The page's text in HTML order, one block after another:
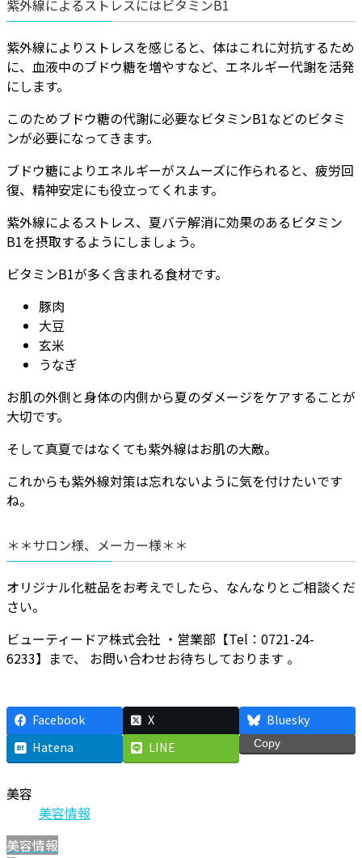
紫外線によるストレスにはビタミンB1
紫外線によりストレスを感じると、体はこれに対抗するため
に、血液中のブドウ糖を増やすなど、エネルギー代謝を活発
にします。
このためブドウ糖の代謝に必要なビタミンB1などのビタミ
ンが必要になってきます。
ブドウ糖によりエネルギーがスムーズに作られると、疲労回
復、精神安定にも役立ってくれます。
紫外線によるストレス、夏バテ解消に効果のあるビタミン
B1を摂取するようにしましょう。
ビタミンB1が多く含まれる食材です。
豚肉
大豆
玄米
うなぎ
お肌の外側と身体の内側から夏のダメージをケアすることが
大切です。
そして真夏ではなくても紫外線はお肌の大敵。
これからも紫外線対策は忘れないように気を付けたいです
ね。
＊＊サロン様、メーカー様＊＊
オリジナル化粧品をお考えでしたら、なんなりとご相談くだ
さい。
ビューティードア株式会社 ・営業部【Tel：0721-24-
6233】まで、 お問い合わせお待ちしております 。
Facebook X
Bluesky
Hatena
LINE Copy
美容
美容情報
美容情報